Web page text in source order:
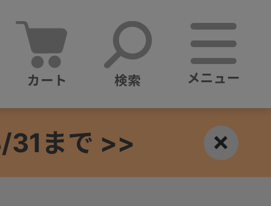
カート 検索 メニュー
31まで >>